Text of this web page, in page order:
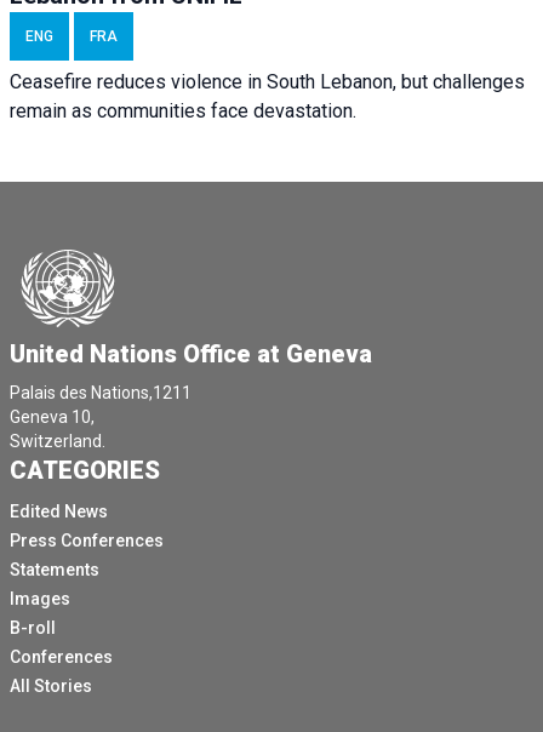
ENG FRA
Ceasefire reduces violence in South Lebanon, but challenges
remain as communities face devastation.
United Nations Office at Geneva
Palais des Nations,1211
Geneva 10,
Switzerland.
CATEGORIES
Edited News
Press Conferences
Statements
Images
B-roll
Conferences
All Stories